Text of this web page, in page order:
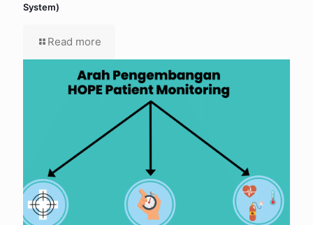
System)
Read more